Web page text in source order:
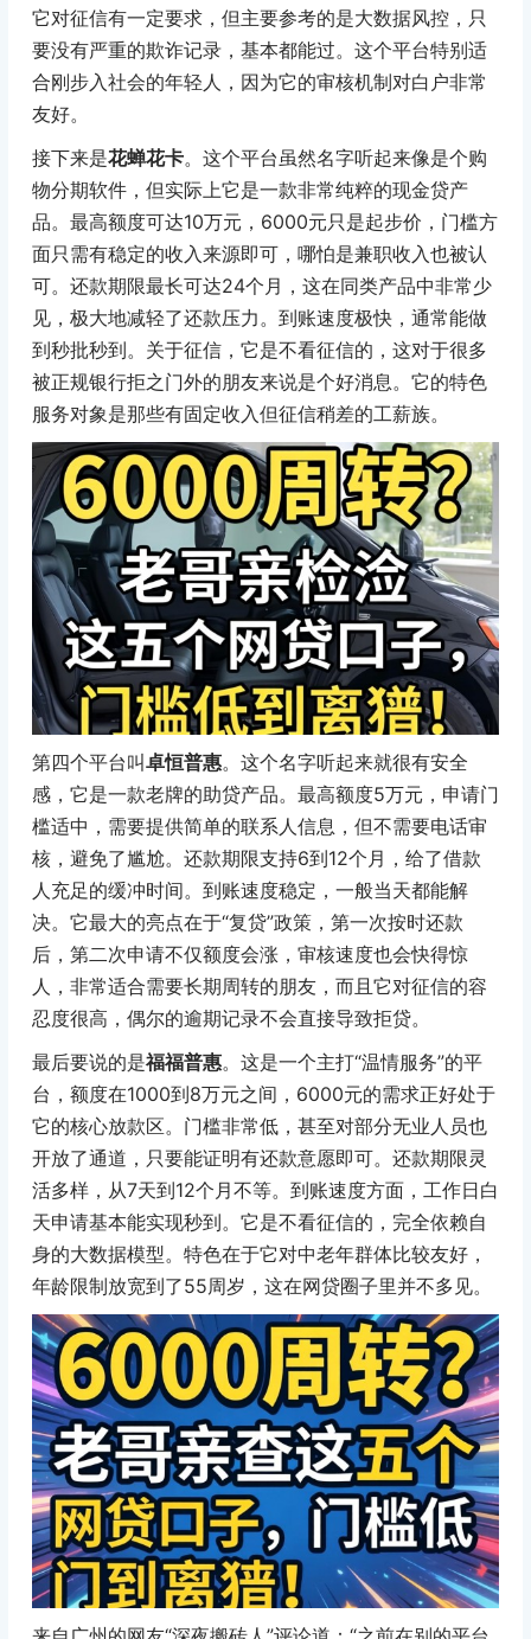
它对征信有一定要求，但主要参考的是大数据风控，只
要没有严重的欺诈记录，基本都能过。这个平台特别适
合刚步入社会的年轻人，因为它的审核机制对白户非常
友好。
接下来是花蝉花卡。这个平台虽然名字听起来像是个购
物分期软件，但实际上它是一款非常纯粹的现金贷产
品。最高额度可达10万元，6000元只是起步价，门槛方
面只需有稳定的收入来源即可，哪怕是兼职收入也被认
可。还款期限最长可达24个月，这在同类产品中非常少
见，极大地减轻了还款压力。到账速度极快，通常能做
到秒批秒到。关于征信，它是不看征信的，这对于很多
被正规银行拒之门外的朋友来说是个好消息。它的特色
服务对象是那些有固定收入但征信稍差的工薪族。
第四个平台叫卓恒普惠。这个名字听起来就很有安全
感，它是一款老牌的助贷产品。最高额度5万元，申请门
槛适中，需要提供简单的联系人信息，但不需要电话审
核，避免了尴尬。还款期限支持6到12个月，给了借款
人充足的缓冲时间。到账速度稳定，一般当天都能解
决。它最大的亮点在于“复贷”政策，第一次按时还款
后，第二次申请不仅额度会涨，审核速度也会快得惊
人，非常适合需要长期周转的朋友，而且它对征信的容
忍度很高，偶尔的逾期记录不会直接导致拒贷。
最后要说的是福福普惠。这是一个主打“温情服务”的平
台，额度在1000到8万元之间，6000元的需求正好处于
它的核心放款区。门槛非常低，甚至对部分无业人员也
开放了通道，只要能证明有还款意愿即可。还款期限灵
活多样，从7天到12个月不等。到账速度方面，工作日白
天申请基本能实现秒到。它是不看征信的，完全依赖自
身的大数据模型。特色在于它对中老年群体比较友好，
年龄限制放宽到了55周岁，这在网贷圈子里并不多见。